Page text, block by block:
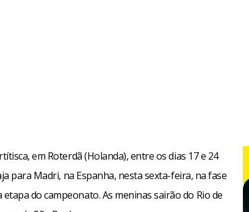
em Roterdã (Holanda), entre os dias 17 e 24
para Madri, na Espanha, nesta sexta-feira, na fase
do campeonato. As meninas sairão do Rio de